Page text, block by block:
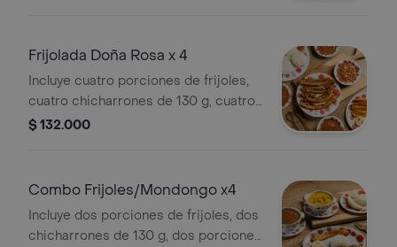
aguapanelas o café con o sin leche
deslactosada
Frijolada Doña Rosa x 4
Incluye cuatro porciones de frijoles,
cuatro chicharrones de 130 g, cuatro
tajadas de maduro, cuatro arepas,
1.5 LT
$ 132.000
Combo Frijoles/Mondongo x4
Incluye dos porciones de frijoles, dos
chicharrones de 130 g, dos porciones